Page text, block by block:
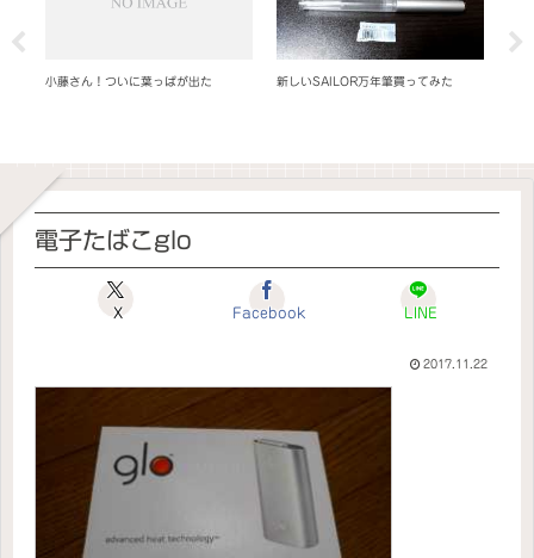
小藤さん！ついに葉っぱが出た 新しいSAILOR万年筆買ってみた
電子たばこglo
X Facebook LINE
2017.11.22